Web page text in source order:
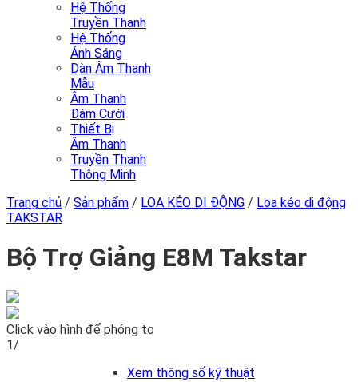
Hệ Thống
Truyền Thanh
Hệ Thống
Ánh Sáng
Dàn Âm Thanh
Mẫu
Âm Thanh
Đám Cưới
Thiết Bị
Âm Thanh
Truyền Thanh
Thông Minh
Trang chủ / Sản phẩm / LOA KÉO DI ĐỘNG / Loa kéo di động
TAKSTAR
Bộ Trợ Giảng E8M Takstar
Click vào hình để phóng to
1/
Xem thông số kỹ thuật